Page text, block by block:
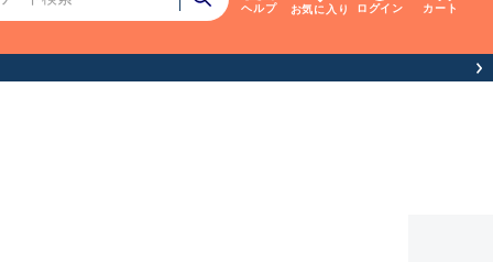
ヘルプ お気に入り ログイン カート